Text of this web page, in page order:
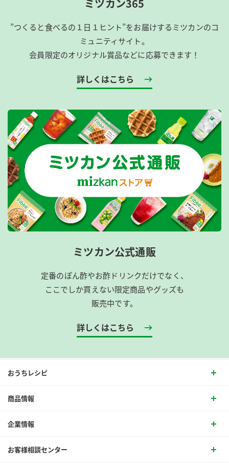
ミツカン365
”つくると食べるの１日１ヒント”をお届けするミツカンのコ
ミュニティサイト。
会員限定のオリジナル賞品などに応募できます！
詳しくはこちら
ミツカン公式通販
定番のぽん酢やお酢ドリンクだけでなく、
ここでしか買えない限定商品やグッズも
販売中です。
詳しくはこちら
おうちレシピ
商品情報
企業情報
お客様相談センター